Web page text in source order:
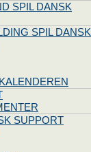
SPIL DANSK
SPIL DANSK
SUPPORT